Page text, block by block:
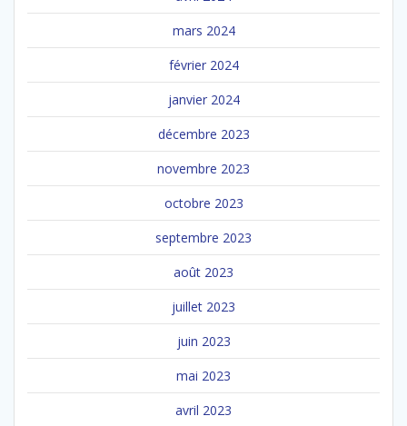
mars 2024
février 2024
janvier 2024
décembre 2023
novembre 2023
octobre 2023
septembre 2023
août 2023
juillet 2023
juin 2023
mai 2023
avril 2023